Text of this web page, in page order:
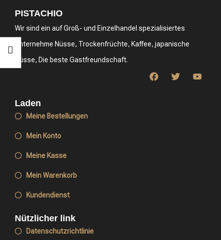
PISTACHIO
Wir sind ein auf Groß- und Einzelhandel spezialisiertes
Unternehme Nüsse, Trockenfrüchte, Kaffee, japanische
Nüsse, Die beste Gastfreundschaft.
Laden
Meine Bestellungen
Mein Konto
Meine Kasse
Mein Warenkorb
Kundendienst
Nützlicher link
Datenschutzrichtlinie